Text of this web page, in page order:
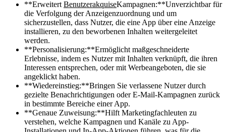
**Erweitert BenutzerakquiseKampagnen:**Unverzichtbar für
die Verfolgung der Anzeigenzuordnung und um
sicherzustellen, dass Nutzer, die eine App über eine Anzeige
installieren, zu den beworbenen Inhalten weitergeleitet
werden.
**Personalisierung:**Ermöglicht maßgeschneiderte
Erlebnisse, indem es Nutzer mit Inhalten verknüpft, die ihren
Interessen entsprechen, oder mit Werbeangeboten, die sie
angeklickt haben.
**Wiedereinstieg:**Bringen Sie verlassene Nutzer durch
gezielte Benachrichtigungen oder E-Mail-Kampagnen zurück
in bestimmte Bereiche einer App.
**Genaue Zuweisung:**Hilft Marketingfachleuten zu
verstehen, welche Kampagnen und Kanäle zu App-